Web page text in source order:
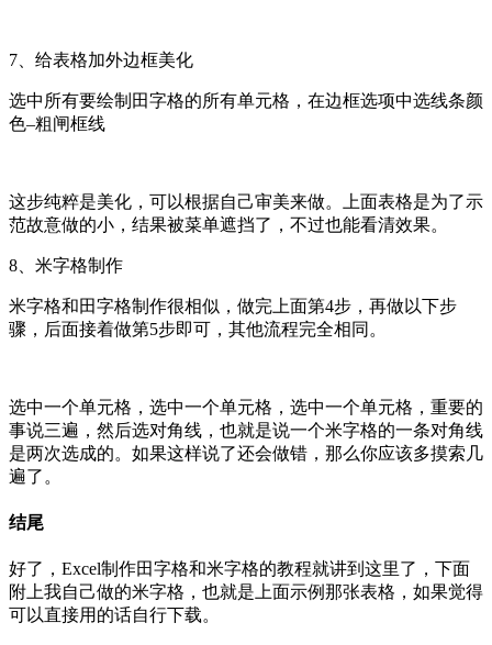
7、给表格加外边框美化
选中所有要绘制田字格的所有单元格，在边框选项中选线条颜
色–粗闸框线
这步纯粹是美化，可以根据自己审美来做。上面表格是为了示
范故意做的小，结果被菜单遮挡了，不过也能看清效果。
8、米字格制作
米字格和田字格制作很相似，做完上面第4步，再做以下步
骤，后面接着做第5步即可，其他流程完全相同。
选中一个单元格，选中一个单元格，选中一个单元格，重要的
事说三遍，然后选对角线，也就是说一个米字格的一条对角线
是两次选成的。如果这样说了还会做错，那么你应该多摸索几
遍了。
结尾
好了，Excel制作田字格和米字格的教程就讲到这里了，下面
附上我自己做的米字格，也就是上面示例那张表格，如果觉得
可以直接用的话自行下载。